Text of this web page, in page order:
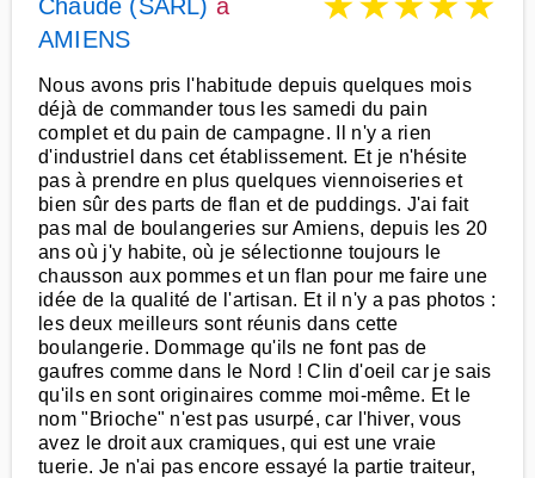
Chaude (SARL) à
AMIENS
Nous avons pris l'habitude depuis quelques mois
déjà de commander tous les samedi du pain
complet et du pain de campagne. Il n'y a rien
d'industriel dans cet établissement. Et je n'hésite
pas à prendre en plus quelques viennoiseries et
bien sûr des parts de flan et de puddings. J'ai fait
pas mal de boulangeries sur Amiens, depuis les 20
ans où j'y habite, où je sélectionne toujours le
chausson aux pommes et un flan pour me faire une
idée de la qualité de l'artisan. Et il n'y a pas photos :
les deux meilleurs sont réunis dans cette
boulangerie. Dommage qu'ils ne font pas de
gaufres comme dans le Nord ! Clin d'oeil car je sais
qu'ils en sont originaires comme moi-même. Et le
nom "Brioche" n'est pas usurpé, car l'hiver, vous
avez le droit aux cramiques, qui est une vraie
tuerie. Je n'ai pas encore essayé la partie traiteur,